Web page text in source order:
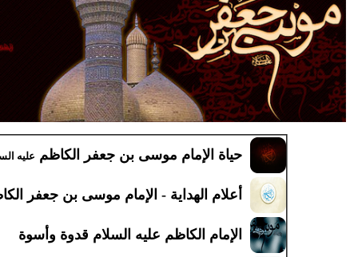
حياة الإمام موسى بن جعفر الكاظم عليه
أعلام الهداية - الإمام موسى بن جعفر
الإمام الكاظم عليه السلام قدوة وأسوة